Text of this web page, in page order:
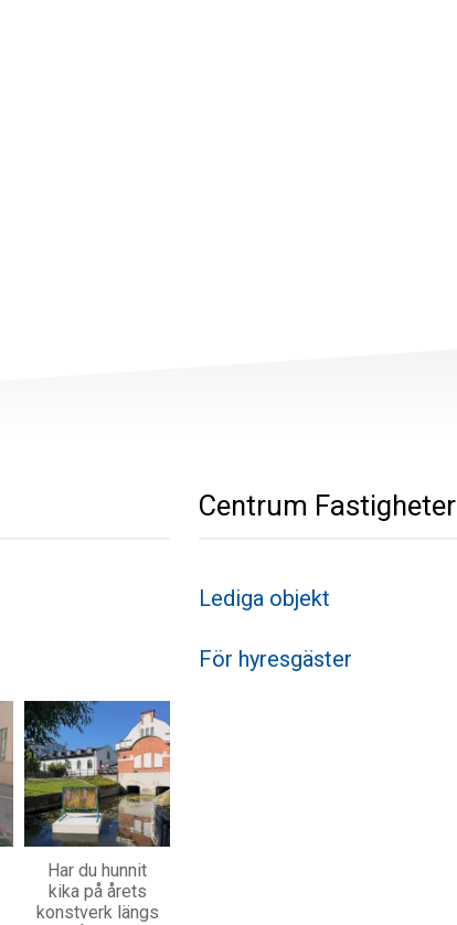
centrumfastigheter
Jul 28
Har du hunnit
kika på årets
konstverk längs
Centrum Fastigheter
Lediga objekt
För hyresgäster